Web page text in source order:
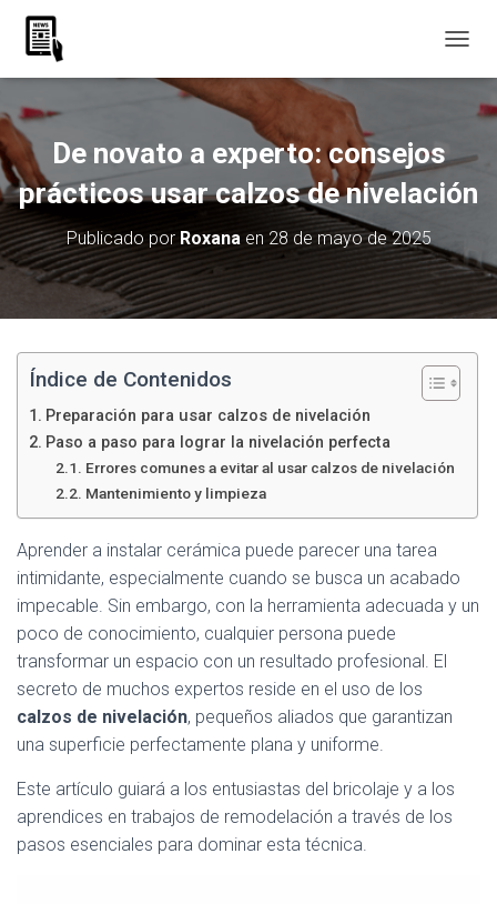
A
A
R
M
O
E
A
V
E
N
De novato a experto: consejos
prácticos usar calzos de nivelación
Publicado por Roxanaen 28 de mayo de 2025
Índice de Contenidos
Preparación para usar calzos de nivelación
Paso a paso para lograr la nivelación perfecta
Errores comunes a evitar al usar calzos de nivelación
Mantenimiento y limpieza
Aprender a instalar cerámica puede parecer una tarea
intimidante, especialmente cuando se busca un acabado
impecable. Sin embargo, con la herramienta adecuada y un
poco de conocimiento, cualquier persona puede
transformar un espacio con un resultado profesional. El
secreto de muchos expertos reside en el uso de los
calzos de nivelación, pequeños aliados que garantizan
una superficie perfectamente plana y uniforme.
Este artículo guiará a los entusiastas del bricolaje y a los
aprendices en trabajos de remodelación a través de los
pasos esenciales para dominar esta técnica.